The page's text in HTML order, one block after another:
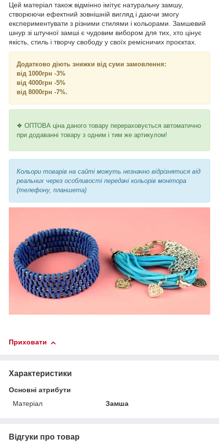
Цей матеріал також відмінно імітує натуральну замшу,
створюючи ефектний зовнішній вигляд і даючи змогу
експериментувати з різними стилями і кольорами. Замшевий
шнур зі штучної замші є чудовим вибором для тих, хто цінує
якість, стиль і творчу свободу у своїх ремісничих проєктах.
Додатково діють знижки від суми замовлення:
від 1000грн -3%
від 4000грн -5%
від 8000грн -7%.
❖ ОПТОВА ціна даного товару перераховується автоматично
при додаванні товару з одним і тим же артикулом!
Кольори товарів на сайті можуть незначно відрізнятися від
реальних через особливості передачі кольорів монітора
(телефону, планшета)
Приховати
Характеристики
Основні атрибути
Матеріал
Замша
Відгуки про товар